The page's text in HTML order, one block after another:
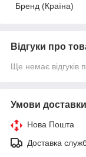
Бренд (Країна)
Відгуки про
Ще немає відгуків
Умови доставки
Нова Пошта
Доставка